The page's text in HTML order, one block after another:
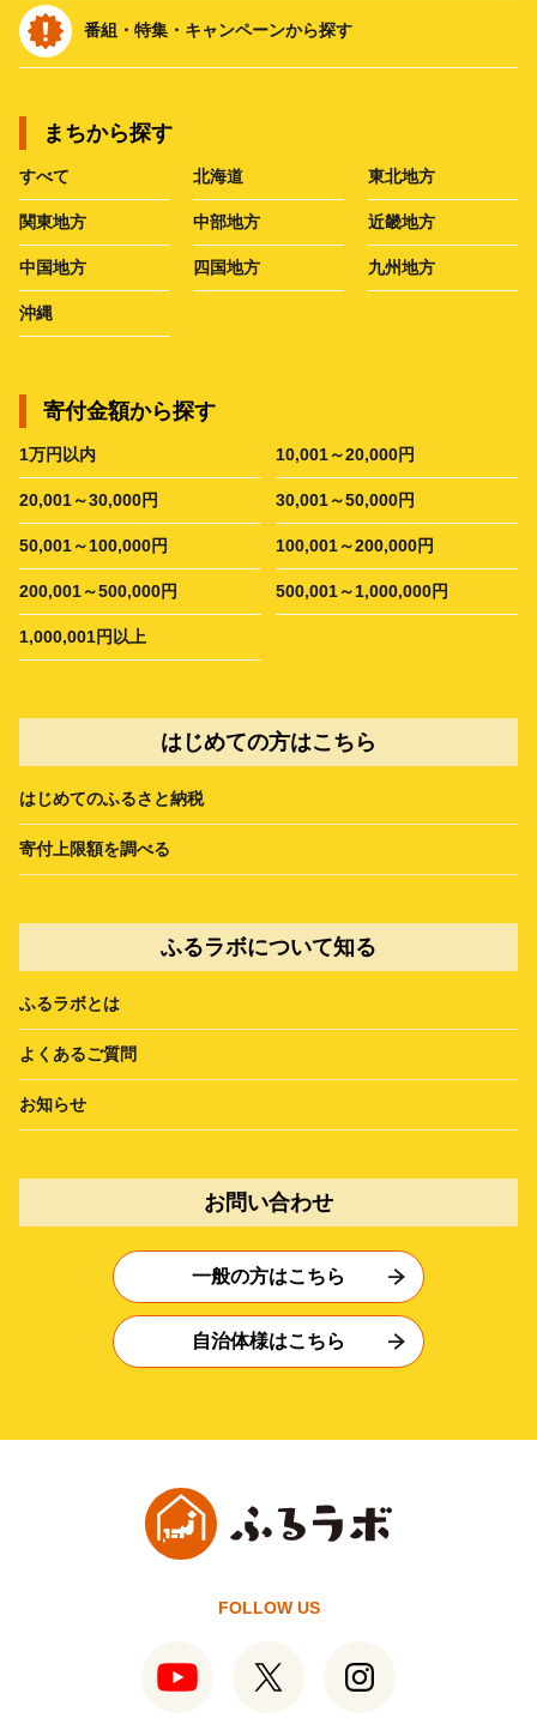
番組・特集・キャンペーンから探す
まちから探す
すべて 北海道 東北地方
関東地方 中部地方 近畿地方
中国地方 四国地方 九州地方
沖縄
寄付金額から探す
1万円以内 10,001～20,000円
20,001～30,000円 30,001～50,000円
50,001～100,000円 100,001～200,000円
200,001～500,000円 500,001～1,000,000円
1,000,001円以上
はじめての方はこちら
はじめてのふるさと納税
寄付上限額を調べる
ふるラボについて知る
ふるラボとは
よくあるご質問
お知らせ
お問い合わせ
一般の方はこちら
自治体様はこちら
FOLLOW US